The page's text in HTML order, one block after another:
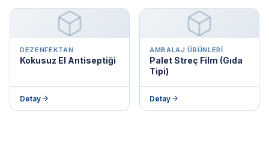
DEZENFEKTAN
Kokusuz El Antiseptiği
Detay
AMBALAJ ÜRÜNLERI
Palet Streç Film (Gıda
Tipi)
Detay